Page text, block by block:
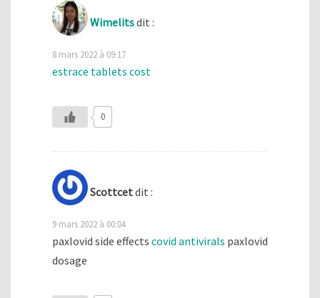
Wimelitsdit :
8 mars 2022 à 09:17
estrace tablets cost
0
Scottcetdit :
9 mars 2022 à 00:04
paxlovid side effects covid antivirals paxlovid
dosage